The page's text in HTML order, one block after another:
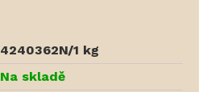
4240362N/1 kg
Na skladě